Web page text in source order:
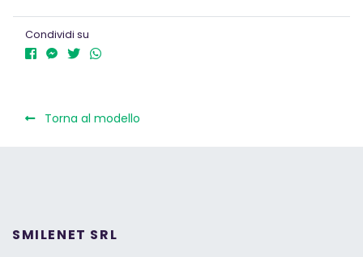
Condividi su
Torna al modello
SMILENET SRL